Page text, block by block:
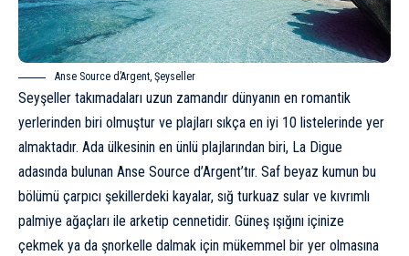
Anse Source d’Argent, Şeyseller
Seyşeller takımadaları uzun zamandır dünyanın en romantik
yerlerinden biri olmuştur ve plajları sıkça en iyi 10 listelerinde yer
almaktadır. Ada ülkesinin en ünlü plajlarından biri, La Digue
adasında bulunan Anse Source d’Argent’tır. Saf beyaz kumun bu
bölümü çarpıcı şekillerdeki kayalar, sığ turkuaz sular ve kıvrımlı
palmiye ağaçları ile arketip cennetidir. Güneş ışığını içinize
çekmek ya da şnorkelle dalmak için mükemmel bir yer olmasına